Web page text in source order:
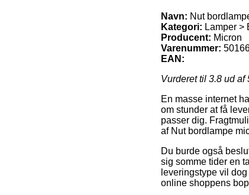
Navn: Nut
Kategori: Lamper >
Producent: Micron
Varenummer:
EAN:
Vurderet til 3.8 ud af
En masse internet
om stunder at få
passer dig.
af Nut bordlampe
Du burde også
sig somme tider en
leveringstype vil
online shoppens